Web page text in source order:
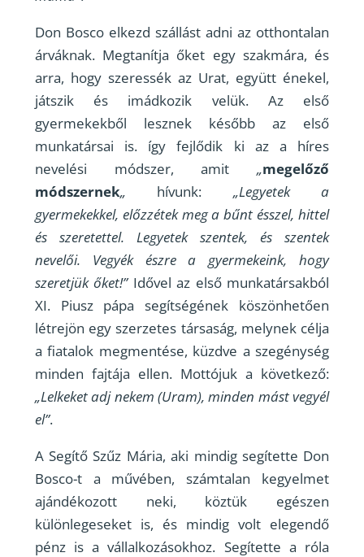
Don Bosco elkezd szállást adni az otthontalan
árváknak. Megtanítja őket egy szakmára, és
arra, hogy szeressék az Urat, együtt énekel,
játszik és imádkozik velük. Az első
gyermekekből lesznek később az első
munkatársai is. így fejlődik ki az a híres
nevelési módszer, amit„megelőző
módszernek„ hívunk: „Legyetek a
gyermekekkel, előzzétek meg a bűnt ésszel, hittel
és szeretettel. Legyetek szentek, és szentek
nevelői. Vegyék észre a gyermekeink, hogy
szeretjük őket!”Idővel az első munkatársakból
XI. Piusz pápa segítségének köszönhetően
létrejön egy szerzetes társaság, melynek célja
a fiatalok megmentése, küzdve a szegénység
minden fajtája ellen. Mottójuk a következő:
„Lelkeket adj nekem (Uram), minden mást vegyél
el”.
A Segítő Szűz Mária, aki mindig segítette Don
Bosco-t a művében, számtalan kegyelmet
ajándékozott neki, köztük egészen
különlegeseket is, és mindig volt elegendő
pénz is a vállalkozásokhoz. Segítette a róla